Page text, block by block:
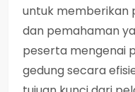
untuk memberikan
dan pemahaman
peserta mengenai
gedung secara